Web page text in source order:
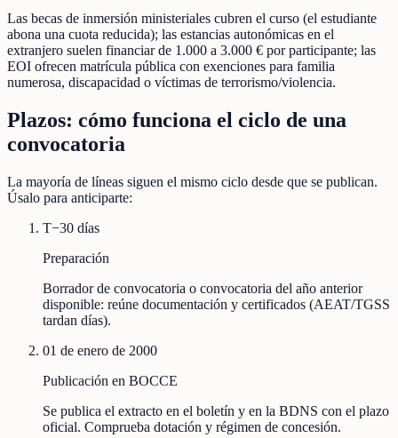
Las becas de inmersión ministeriales cubren el curso (el estudiante
abona una cuota reducida); las estancias autonómicas en el
extranjero suelen financiar de 1.000 a 3.000 € por participante; las
EOI ofrecen matrícula pública con exenciones para familia
numerosa, discapacidad o víctimas de terrorismo/violencia.
Plazos: cómo funciona el ciclo de una
convocatoria
La mayoría de líneas siguen el mismo ciclo desde que se publican.
Úsalo para anticiparte:
T−30 días
Preparación
Borrador de convocatoria o convocatoria del año anterior
disponible: reúne documentación y certificados (AEAT/TGSS
tardan días).
01 de enero de 2000
Publicación en BOCCE
Se publica el extracto en el boletín y en la BDNS con el plazo
oficial. Comprueba dotación y régimen de concesión.